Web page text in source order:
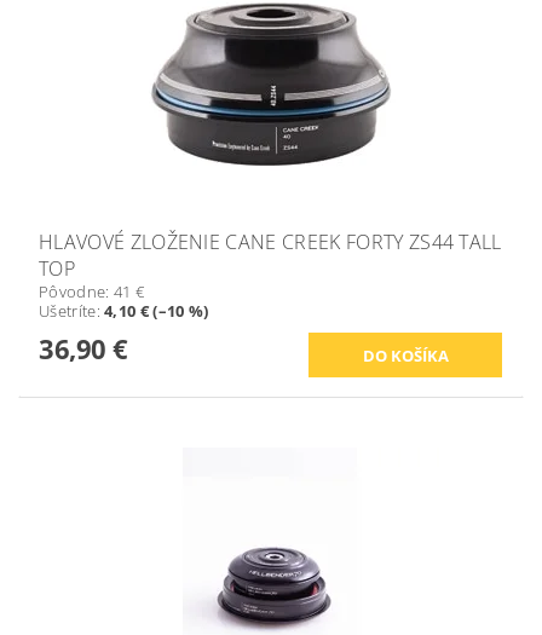
HLAVOVÉ ZLOŽENIE CANE CREEK FORTY ZS44 TALL
TOP
Pôvodne: 41 €
Ušetríte:4,10 € (–10 %)
36,90 €